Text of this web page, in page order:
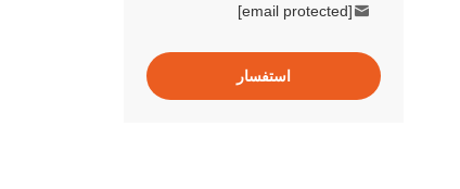
[email protected]
استفسار